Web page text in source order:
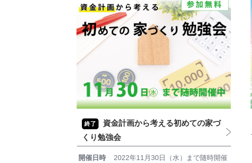
終了
資金計画から考える初めての家づ
くり勉強会
開催日時
2022年11月30日（水）まで随時開催